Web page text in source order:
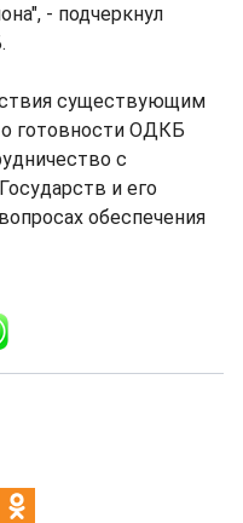
- подчеркнул
существующим
о готовности ОДКБ
с
и его
обеспечения